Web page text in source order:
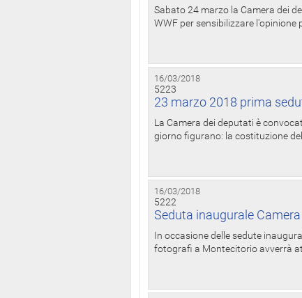
Sabato 24 marzo la Camera dei
WWF per sensibilizzare l'opinione
16/03/2018
5223
23 marzo 2018 prima
La Camera dei deputati è
giorno figurano: la costituzione
16/03/2018
5222
Seduta inaugurale
In occasione delle sedute
fotografi a Montecitorio avverrà